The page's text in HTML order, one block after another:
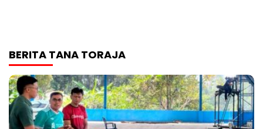
BERITA TANA TORAJA